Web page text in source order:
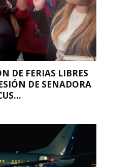
DE FERIAS LIBRES
DE SENADORA